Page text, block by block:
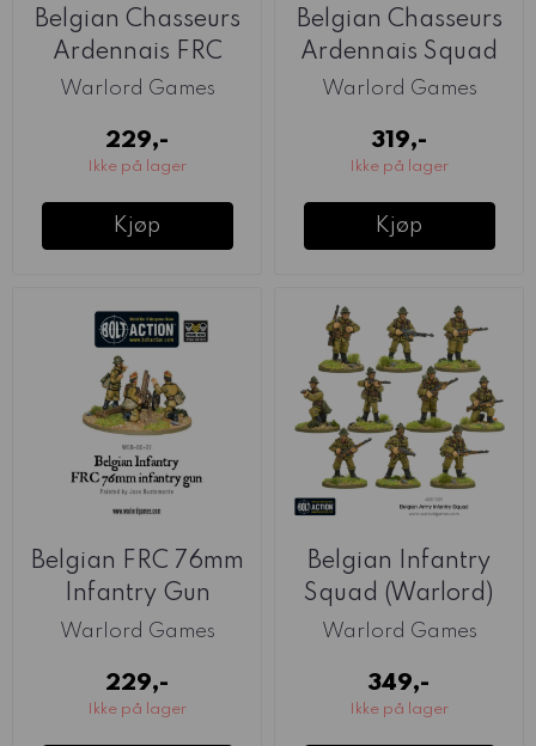
Belgian Chasseurs
Ardennais FRC
76mm Infantry Gun
Warlord Games
229,-
Ikke på lager
Kjøp
Belgian Chasseurs
Ardennais Squad
(Warlord)
Warlord Games
319,-
Ikke på lager
Kjøp
Belgian FRC 76mm
Infantry Gun
(Warlord)
Warlord Games
229,-
Ikke på lager
Belgian Infantry
Squad (Warlord)
Warlord Games
349,-
Ikke på lager